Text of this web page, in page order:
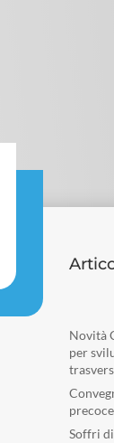
Novità
per
Soffri